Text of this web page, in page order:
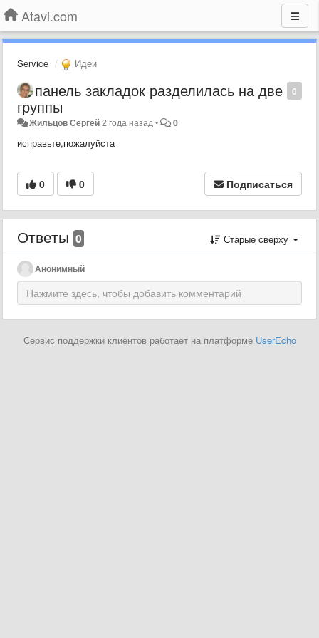
Atavi.com
Service Идеи
0
панель закладок разделилась на две
группы
Жильцов Сергей2 года назад • 0
исправьте,пожалуйста
0 0 Подписаться
Ответы 0 Старые сверху
Анонимный
Сервис поддержки клиентов работает на платформе UserEcho